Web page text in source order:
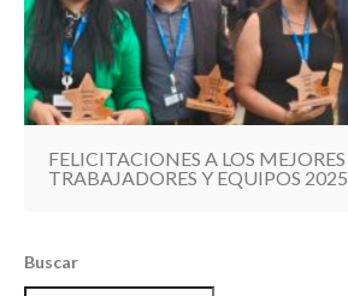
FELICITACIONES A LOS MEJORES
TRABAJADORES Y EQUIPOS 2025
Buscar